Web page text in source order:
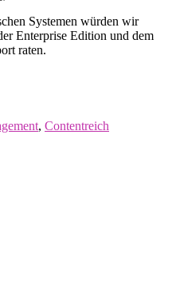
Systemen würden wir
Enterprise Edition und dem
raten.
, Contentreich